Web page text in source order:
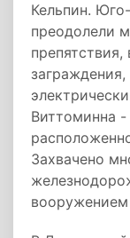
Кельпин.
преодолели
Виттоминна -
Захвачено